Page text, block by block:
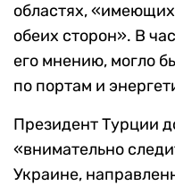
областях,
обеих сторон». В
его мнению, могло
по портам и
Президент Турции
«внимательно
Украине,